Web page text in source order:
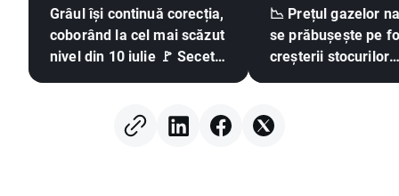
Grâul își continuă corecția,
coborând la cel mai scăzut
nivel din 10 iulie 🚩 Seceta,
📉 Prețul gazelor
se prăbușește pe
creșterii stocurilor